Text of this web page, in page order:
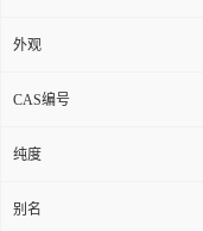
外观
CAS编号
纯度
别名